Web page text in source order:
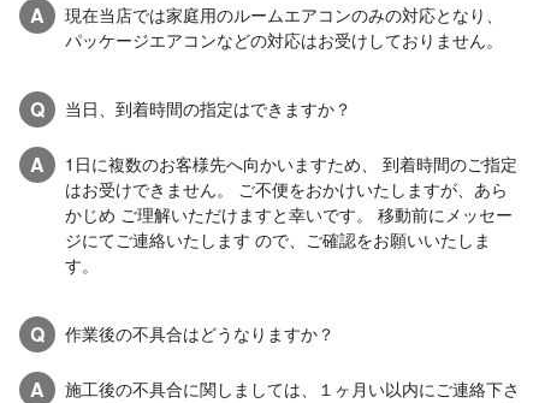
A
現在当店では家庭用のルームエアコンのみの対応となり、
パッケージエアコンなどの対応はお受けしておりません。
Q 当日、到着時間の指定はできますか？
A
1日に複数のお客様先へ向かいますため、 到着時間のご指定
はお受けできません。 ご不便をおかけいたしますが、あら
かじめ ご理解いただけますと幸いです。 移動前にメッセー
ジにてご連絡いたします ので、ご確認をお願いいたしま
す。
Q 作業後の不具合はどうなりますか？
A
施工後の不具合に関しましては、１ヶ月い以内にご連絡下さ